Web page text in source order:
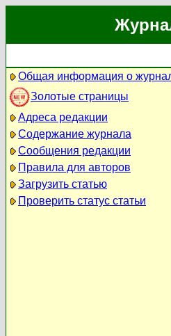
Общая информация о
Золотые страницы
Адреса редакции
Содержание журнала
Сообщения редакции
Правила для авторов
Загрузить статью
Проверить статус статьи